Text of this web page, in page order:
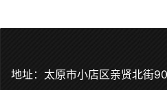
地址：太原市小店区亲贤北街